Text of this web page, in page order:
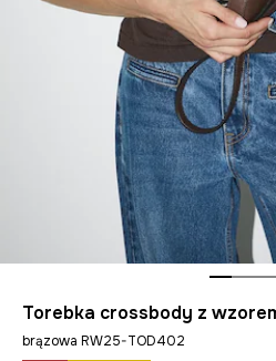
Torebka crossbody z
brązowa RW25-TOD402